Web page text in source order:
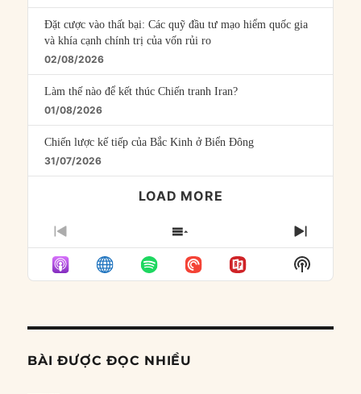
Đặt cược vào thất bại: Các quỹ đầu tư mạo hiểm quốc gia
và khía cạnh chính trị của vốn rủi ro
02/08/2026
Làm thế nào để kết thúc Chiến tranh Iran?
01/08/2026
Chiến lược kế tiếp của Bắc Kinh ở Biển Đông
31/07/2026
LOAD MORE
PREVIOUS
EPISODE
SHOW
EPISODES
LIST
NEXT
Show
Podcast
BÀI ĐƯỢC ĐỌC NHIỀU